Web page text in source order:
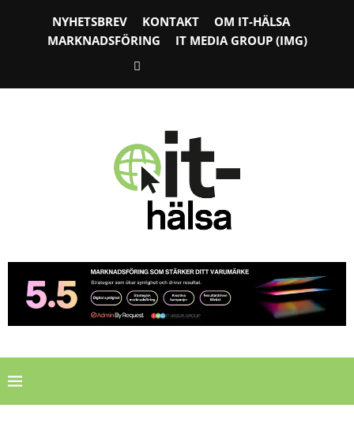
NYHETSBREV KONTAKT
OM IT-HÄLSA
MARKNADSFÖRING
IT MEDIA GROUP (IMG)